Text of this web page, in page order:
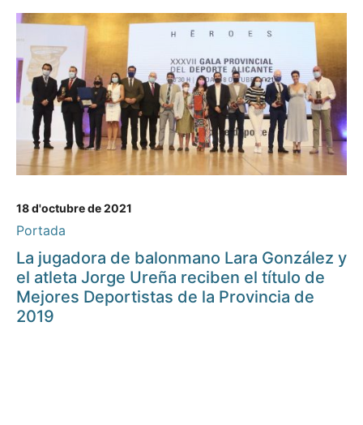
18 d'octubre de 2021
Portada
La jugadora de balonmano Lara González y
el atleta Jorge Ureña reciben el título de
Mejores Deportistas de la Provincia de
2019